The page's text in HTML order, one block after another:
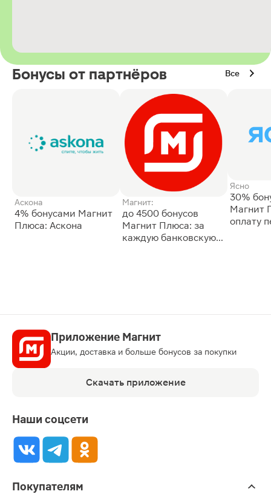
Бонусы от партнёров Все
Аскона
4% бонусами Магнит
Плюса: Аскона
Магнит:
до 4500 бонусов
Магнит Плюса: за
каждую банковскую
Ясно
30%
Магнит
оплату
Приложение Магнит
Акции, доставка и больше бонусов за покупки
Скачать приложение
Наши соцсети
Покупателям